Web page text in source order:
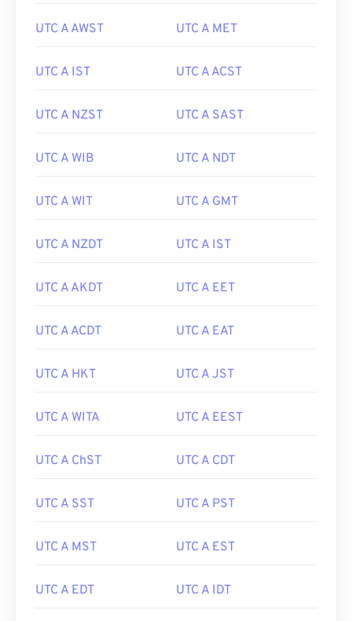
UTC A AWST UTC A MET
UTC A IST UTC A ACST
UTC A NZST UTC A SAST
UTC A WIB UTC A NDT
UTC A WIT UTC A GMT
UTC A NZDT UTC A IST
UTC A AKDT UTC A EET
UTC A ACDT UTC A EAT
UTC A HKT UTC A JST
UTC A WITA UTC A EEST
UTC A ChST UTC A CDT
UTC A SST UTC A PST
UTC A MST UTC A EST
UTC A EDT UTC A IDT